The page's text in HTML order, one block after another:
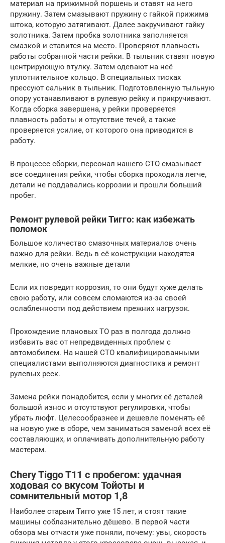
материал на прижимной поршень и ставят на него
пружину. Затем смазывают пружину с гайкой прижима
штока, которую затягивают. Далее закручивают гайку
золотника. Затем пробка золотника заполняется
смазкой и ставится на место. Проверяют плавность
работы собранной части рейки. В тыльник ставят новую
центрирующую втулку. Затем одевают на неё
уплотнительное кольцо. В специальных тисках
прессуют сальник в тыльник. Подготовленную тыльную
опору устанавливают в рулевую рейку и прикручивают.
Когда сборка завершена, у рейки проверяется
плавность работы и отсутствие течей, а также
проверяется усилие, от которого она приводится в
работу.
В процессе сборки, персонал нашего СТО смазывает
все соединения рейки, чтобы сборка проходила легче,
детали не поддавались коррозии и прошли больший
пробег.
Ремонт рулевой рейки Тигго: как избежать
поломок
Большое количество смазочных материалов очень
важно для рейки. Ведь в её конструкции находятся
мелкие, но очень важные детали
Если их повредит коррозия, то они будут хуже делать
свою работу, или совсем сломаются из-за своей
ослабленности под действием прежних нагрузок.
Прохождение плановых ТО раз в полгода должно
избавить вас от непредвиденных проблем с
автомобилем. На нашей СТО квалифицированными
специалистами выполняются диагностика и ремонт
рулевых реек.
Замена рейки понадобится, если у многих её деталей
большой износ и отсутствуют регулировки, чтобы
убрать люфт. Целесообразнее и дешевле поменять её
на новую уже в сборе, чем заниматься заменой всех её
составляющих, и оплачивать дополнительную работу
мастерам.
Chery Tiggo T11 с пробегом: удачная
ходовая со вкусом Тойоты и
сомнительный мотор 1,8
Наиболее старым Тигго уже 15 лет, и стоят такие
машины соблазнительно дёшево. В первой части
обзора мы отчасти уже поняли, почему: увы, скорость